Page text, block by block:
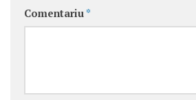
Comentariu *